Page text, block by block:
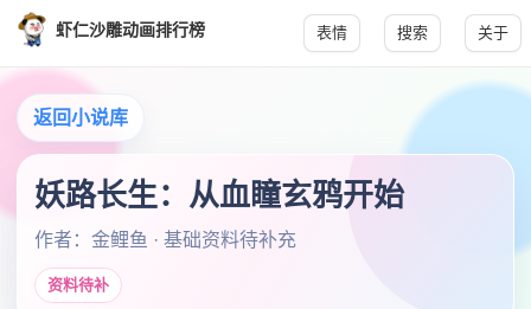
虾仁沙雕动画排行榜 表情 搜索 关于
返回小说库
妖路长生：从血瞳玄鸦开始
作者：金鲤鱼 · 基础资料待补充
资料待补